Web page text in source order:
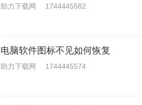
助力下载网 1744445582
电脑软件图标不见如何恢复
助力下载网 1744445574